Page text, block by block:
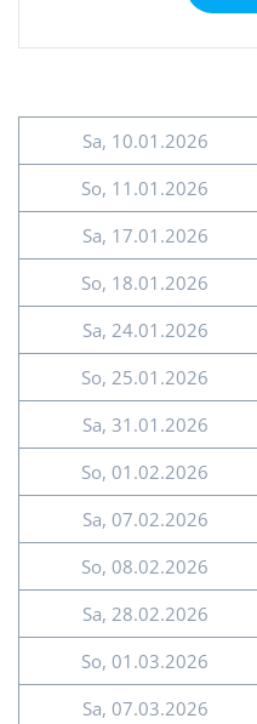
Sa, 10.01.2026
So, 11.01.2026
Sa, 17.01.2026
So, 18.01.2026
Sa, 24.01.2026
So, 25.01.2026
Sa, 31.01.2026
So, 01.02.2026
Sa, 07.02.2026
So, 08.02.2026
Sa, 28.02.2026
So, 01.03.2026
Sa, 07.03.2026